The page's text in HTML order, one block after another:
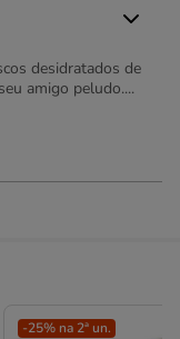
desidratados de
amigo peludo....
-25% na 2ª un.